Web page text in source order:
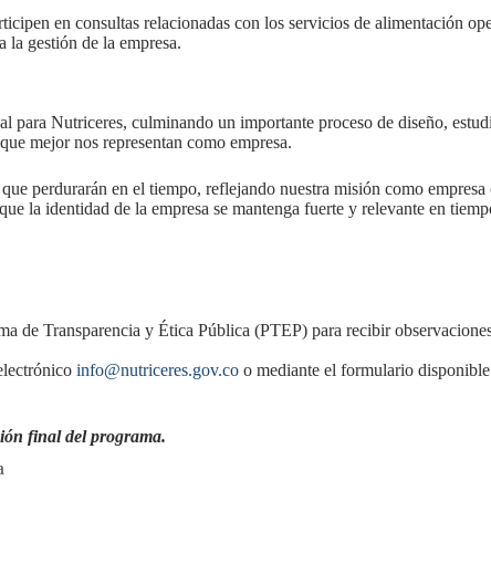
en consultas relacionadas con los servicios de alimentación
la gestión de la empresa.
Nutriceres, culminando un importante proceso de diseño,
mejor nos representan como empresa.
perdurarán en el tiempo, reflejando nuestra misión como
la identidad de la empresa se mantenga fuerte y relevante en
de Transparencia y Ética Pública (PTEP) para recibir
info@nutriceres.gov.co o mediante el formulario
final del programa.